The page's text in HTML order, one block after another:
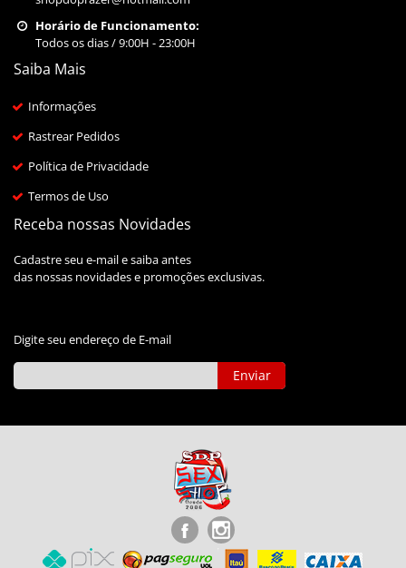
Horário de Funcionamento:
Todos os dias / 9:00H - 23:00H
Saiba Mais
Informações
Rastrear Pedidos
Política de Privacidade
Termos de Uso
Receba nossas Novidades
Cadastre seu e-mail e saiba antes
das nossas novidades e promoções exclusivas.
Digite seu endereço de E-mail
Enviar